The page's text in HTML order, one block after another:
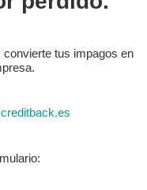
convierte tus impagos en